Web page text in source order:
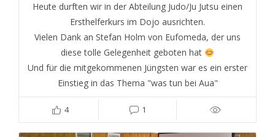
Heute durften wir in der Abteilung Judo/Ju Jutsu einen
Ersthelferkurs im Dojo ausrichten.
Vielen Dank an Stefan Holm von Eufomeda, der uns
diese tolle Gelegenheit geboten hat
Und für die mitgekommenen Jüngsten war es ein erster
Einstieg in das Thema "was tun bei Aua"
4 1